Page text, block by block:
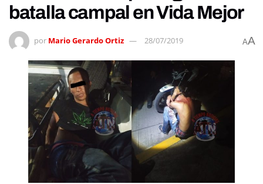
batalla campal en Vida Mejor
por Mario Gerardo Ortiz 28/07/2019 AA